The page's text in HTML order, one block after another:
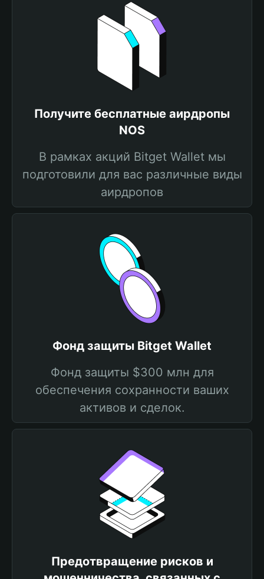
Получите бесплатные аирдропы
NOS
В рамках акций Bitget Wallet мы
подготовили для вас различные виды
аирдропов
Фонд защиты Bitget Wallet
Фонд защиты $300 млн для
обеспечения сохранности ваших
активов и сделок.
Предотвращение рисков и